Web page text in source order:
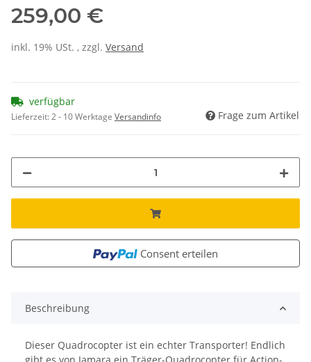
259,00 €
inkl. 19% USt. , zzgl. Versand
verfügbar
Lieferzeit:2 - 10 Werktage Versandinfo Frage zum Artikel
Consent erteilen
Beschreibung
Dieser Quadrocopter ist ein echter Transporter! Endlich